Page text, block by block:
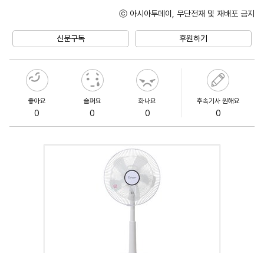
ⓒ 아시아투데이, 무단전재 및 재배포 금지
신문구독 후원하기
좋아요
0
슬퍼요
0
화나요
0
후속기사 원해요
0